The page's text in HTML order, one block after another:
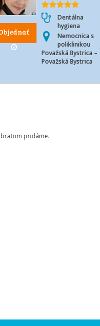
Dentálna
hygiena
Nemocnica s
poliklinikou
Považská Bystrica –
Považská Bystrica
pridáme.